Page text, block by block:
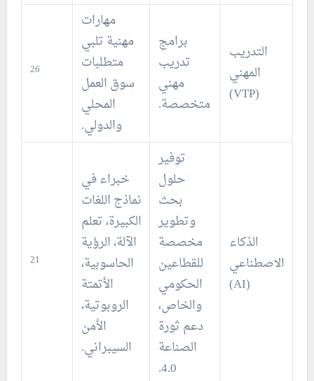
التدريب
المهني
(VTP)
برامج
تدريب
مهني
متخصصة.
مهارات
مهنية تلبي
متطلبات
سوق العمل
المحلي
والدولي.
26
الذكاء
الاصطناعي
(AI)
توفير
حلول
بحث
وتطوير
مخصصة
للقطاعين
الحكومي
والخاص،
دعم ثورة
الصناعة
4.0.
خبراء في
نماذج اللغات
الكبيرة، تعلم
الآلة، الرؤية
الحاسوبية،
الأتمتة
الروبوتية،
الأمن
السيبراني.
21